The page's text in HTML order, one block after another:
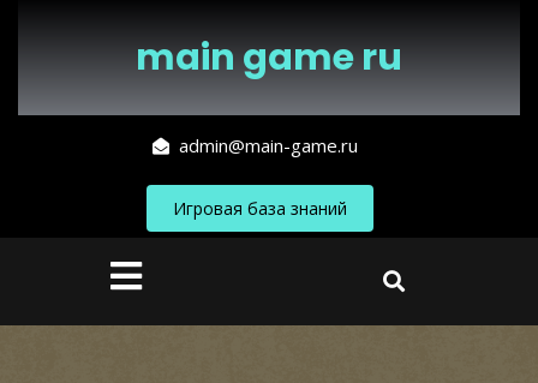
main game ru
admin@main-game.ru
Игровая база знаний
Кнопка
Открыть